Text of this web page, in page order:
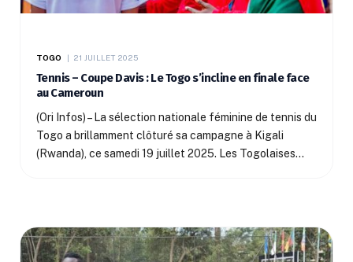
TOGO 21 JUILLET 2025
Tennis – Coupe Davis : Le Togo s’incline en finale face
au Cameroun
(Ori Infos) – La sélection nationale féminine de tennis du
Togo a brillamment clôturé sa campagne à Kigali
(Rwanda), ce samedi 19 juillet 2025. Les Togolaises…